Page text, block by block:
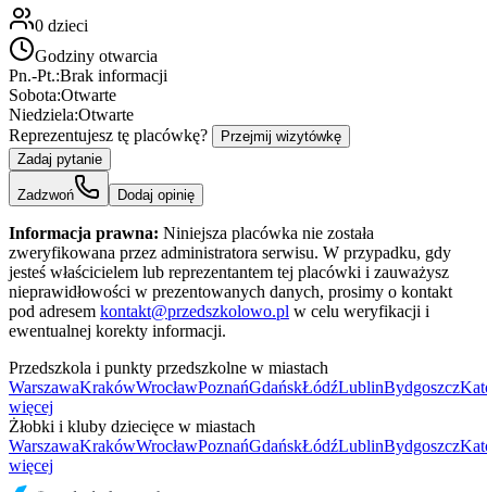
0 dzieci
Godziny otwarcia
Pn.-Pt.:Brak informacji
Sobota:Otwarte
Niedziela:Otwarte
Reprezentujesz tę placówkę?
Przejmij wizytówkę
Zadaj pytanie
Zadzwoń Dodaj opinię
Informacja prawna: Niniejsza placówka nie została
zweryfikowana przez administratora serwisu. W przypadku, gdy
jesteś właścicielem lub reprezentantem tej placówki i zauważysz
nieprawidłowości w prezentowanych danych, prosimy o kontakt
pod adresem kontakt@przedszkolowo.pl w celu weryfikacji i
ewentualnej korekty informacji.
Przedszkola i punkty przedszkolne w miastach
WarszawaKrakówWrocławPoznańGdańskŁódźLublinBydgoszcz
więcej
Żłobki i kluby dziecięce w miastach
WarszawaKrakówWrocławPoznańGdańskŁódźLublinBydgoszcz
więcej